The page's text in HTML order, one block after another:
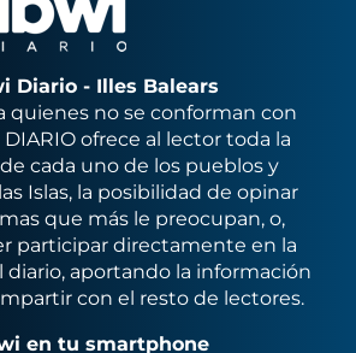
Diario - Illes Balears
quienes no se conforman con
ofrece al lector toda la
cada uno de los pueblos y
Islas, la posibilidad de opinar
que más le preocupan, o,
participar directamente en la
diario, aportando la información
con el resto de lectores.
en tu smartphone